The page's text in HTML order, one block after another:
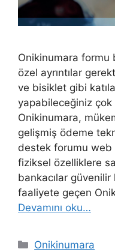
Onikinumara formu
özel ayrıntılar
ve bisiklet gibi
yapabileceğiniz
Onikinumara,
gelişmiş ödeme
destek forumu web
fiziksel özelliklere
bankacılar
faaliyete geçen
Devamını oku…
Kategoriler
Onikinumara